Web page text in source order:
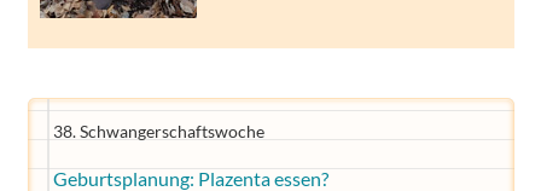
38. Schwangerschaftswoche
Geburtsplanung: Plazenta essen?